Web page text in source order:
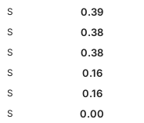
S
0.39
S
0.38
S
0.38
S
0.16
S
0.16
S
0.00